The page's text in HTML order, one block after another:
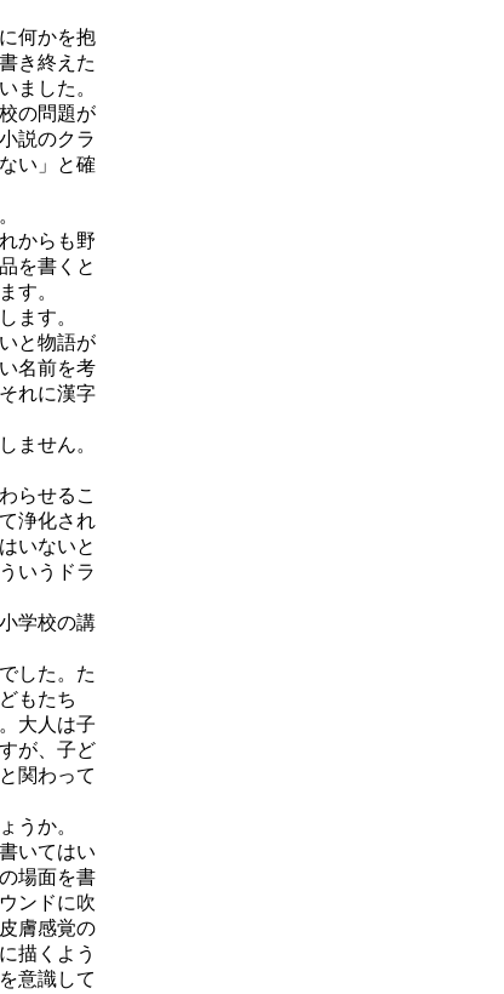
何かを抱
き終えた
ました。
の問題が
説のクラ
い」と確
からも野
を書くと
す。
ます。
と物語が
名前を考
れに漢字
せん。
らせるこ
浄化され
いないと
いうドラ
学校の講
した。た
もたち
大人は子
が、子ど
関わって
うか。
いてはい
場面を書
ンドに吹
膚感覚の
描くよう
意識して